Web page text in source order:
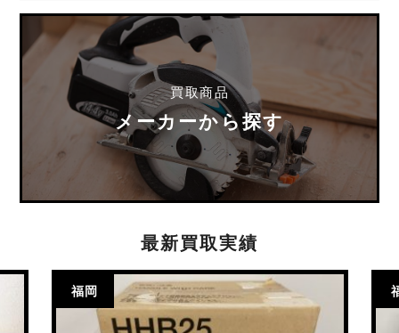
買取商品
メーカーから探す
最新買取実績
福岡